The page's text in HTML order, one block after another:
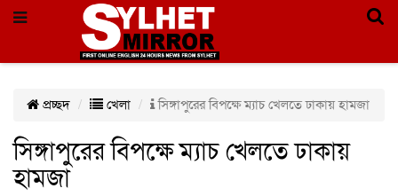
প্রচ্ছদ খেলা সিঙ্গাপুরের বিপক্ষে ম্যাচ খেলতে ঢাকায় হামজা
সিঙ্গাপুরের বিপক্ষে ম্যাচ খেলতে ঢাকায়
হামজা